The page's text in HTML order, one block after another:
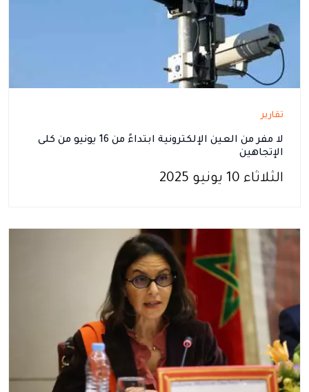
تقارير
لا مفر من العين الإلكترونية ابتداءً من 16 يونيو من كلى
الإتجاهين
الثلاثاء 10 يونيو 2025